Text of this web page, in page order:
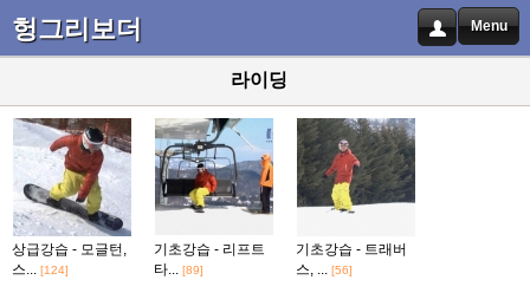
헝그리보더 Menu
라이딩
상급강습 - 모글턴,
스... [124]
기초강습 - 리프트
타... [89]
기초강습 - 트래버
스, ... [56]